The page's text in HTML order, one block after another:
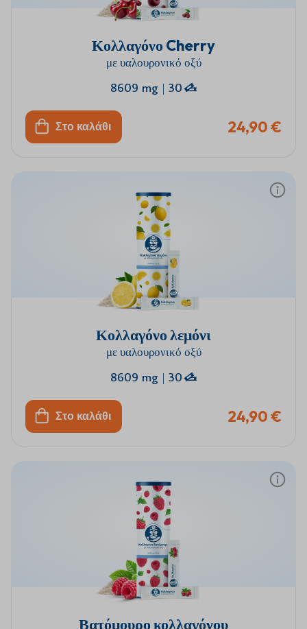
Κολλαγόνο Cherry
με υαλουρονικό οξύ
8609 mg | 30
Στο καλάθι 24,90 €
Κολλαγόνο λεμόνι
με υαλουρονικό οξύ
8609 mg | 30
Στο καλάθι 24,90 €
Βατόμουρο κολλαγόνου